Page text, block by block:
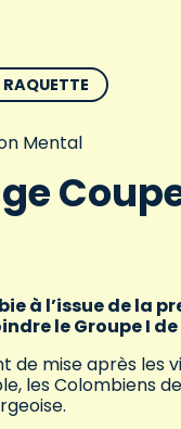
Mental
à l’issue de la
le Groupe I
de mise après les
les Colombiens